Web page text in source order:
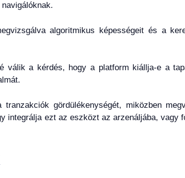
algoritmikus képességeit és a
válik a kérdés, hogy a platform kiállja-e a
gördülékenységét, miközben
integrálja ezt az eszközt az arzenáljába, vagy